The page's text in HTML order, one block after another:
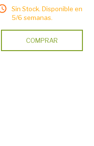
Sin Stock. Disponible en
5/6 semanas.
COMPRAR